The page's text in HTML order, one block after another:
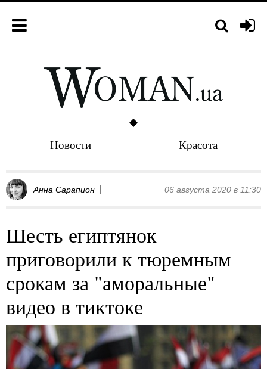
Новости Красота
Анна Сарапион 06 августа 2020 в 11:30
Шесть египтянок
приговорили к тюремным
срокам за "аморальные"
видео в тиктоке